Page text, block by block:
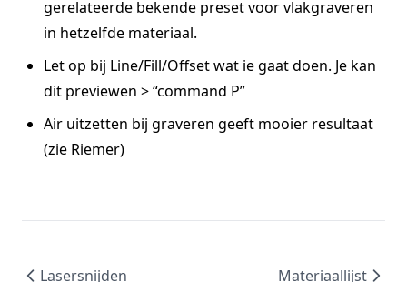
gerelateerde bekende preset voor vlakgraveren
in hetzelfde materiaal.
Let op bij Line/Fill/Offset wat ie gaat doen. Je kan
dit previewen > “command P”
Air uitzetten bij graveren geeft mooier resultaat
(zie Riemer)
Lasersnijden Materiaallijst